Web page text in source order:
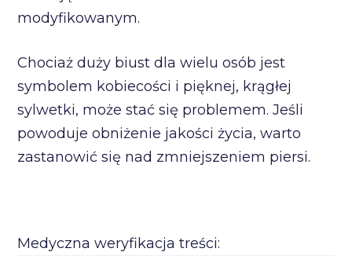
modyfikowanym.
Chociaż duży biust dla wielu osób jest
symbolem kobiecości i pięknej, krągłej
sylwetki, może stać się problemem. Jeśli
powoduje obniżenie jakości życia, warto
zastanowić się nad zmniejszeniem piersi.
Medyczna weryfikacja treści: